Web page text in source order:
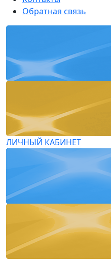
Обратная связь
ЛИЧНЫЙ КАБИНЕТ